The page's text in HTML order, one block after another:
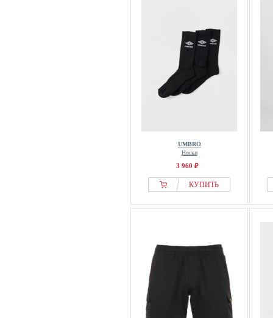
UMBRO
Носки
3 960 ₽
КУПИТЬ